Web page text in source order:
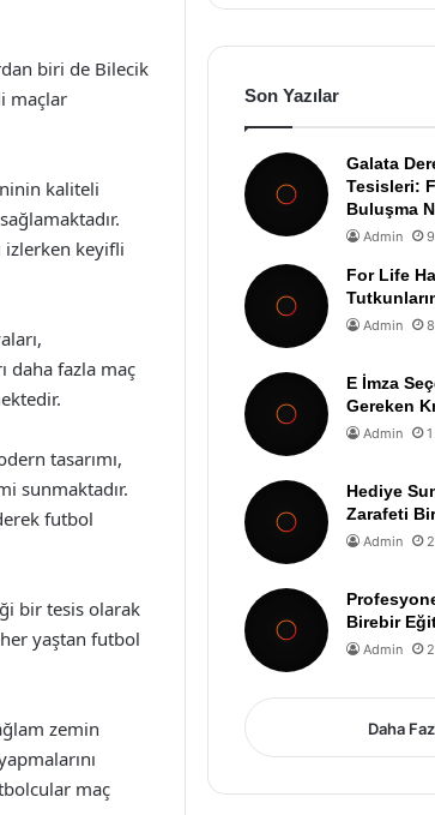
biri de Bilecik
maçlar
kaliteli
izlerken keyifli
daha fazla maç
tasarımı,
sunmaktadır.
futbol
bir tesis olarak
yaştan futbol
zemin
maç
Son Yazılar
Galata
Tesisleri:
Buluşma
Admin
For Life
Admin
E İmza
Gereken
Admin
Hediye
Zarafeti
Admin
Birebir
Admin
Daha